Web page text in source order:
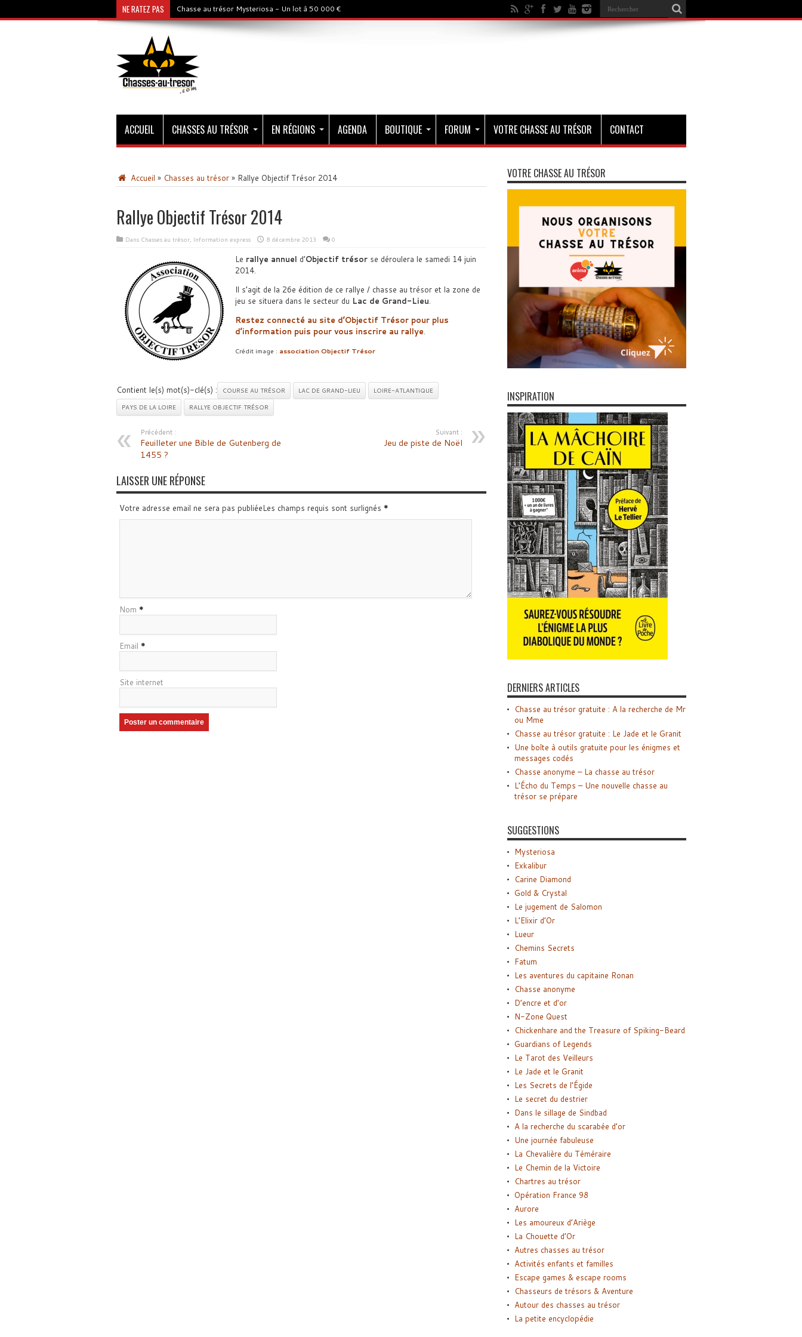
NE RATEZ PAS Chasse au trésor Mysteriosa - Un lot à 50 000 €
ACCUEIL CHASSES AU TRÉSOR EN RÉGIONS AGENDA BOUTIQUE FORUM VOTRE CHASSE AU TRÉSOR CONTACT
Accueil » Chasses au trésor » Rallye Objectif Trésor 2014
Rallye Objectif Trésor 2014
Dans Chasses au trésor, Information express 8 décembre 2013 0
Le rallye annuel d’Objectif trésorse déroulera le samedi 14 juin
2014.
Il s’agit de la 26e édition de ce rallye / chasse au trésor et la zone de
jeu se situera dans le secteur du Lac de Grand-Lieu.
Restez connecté au site d’Objectif Trésor pour plus
d’information puis pour vous inscrire au rallye.
Crédit image : association Objectif Trésor
Contient le(s) mot(s)-clé(s) : COURSE AU TRÉSOR LAC DE GRAND-LIEU
LOIRE-ATLANTIQUE
PAYS DE LA LOIRE
RALLYE OBJECTIF TRÉSOR
Précédent :
Feuilleter une Bible de Gutenberg de
1455 ?
Suivant :
Jeu de piste de Noël
LAISSER UNE RÉPONSE
Votre adresse email ne sera pas publiéeLes champs requis sont surlignés *
Nom *
Email *
Site internet
VOTRE CHASSE AU TRÉSOR
INSPIRATION
DERNIERS ARTICLES
Chasse au trésor gratuite : A la recherche de Mr
ou Mme
Chasse au trésor gratuite : Le Jade et le Granit
Une boîte à outils gratuite pour les énigmes et
messages codés
Chasse anonyme – La chasse au trésor
L’Écho du Temps – Une nouvelle chasse au
trésor se prépare
SUGGESTIONS
Mysteriosa
Exkalibur
Carine Diamond
Gold & Crystal
Le jugement de Salomon
L’Elixir d’Or
Lueur
Chemins Secrets
Fatum
Les aventures du capitaine Ronan
Chasse anonyme
D’encre et d’or
N-Zone Quest
Chickenhare and the Treasure of Spiking-Beard
Guardians of Legends
Le Tarot des Veilleurs
Le Jade et le Granit
Les Secrets de l’Égide
Le secret du destrier
Dans le sillage de Sindbad
A la recherche du scarabée d’or
Une journée fabuleuse
La Chevalière du Téméraire
Le Chemin de la Victoire
Chartres au trésor
Opération France 98
Aurore
Les amoureux d’Ariège
La Chouette d’Or
Autres chasses au trésor
Activités enfants et familles
Escape games & escape rooms
Chasseurs de trésors & Aventure
Autour des chasses au trésor
La petite encyclopédie